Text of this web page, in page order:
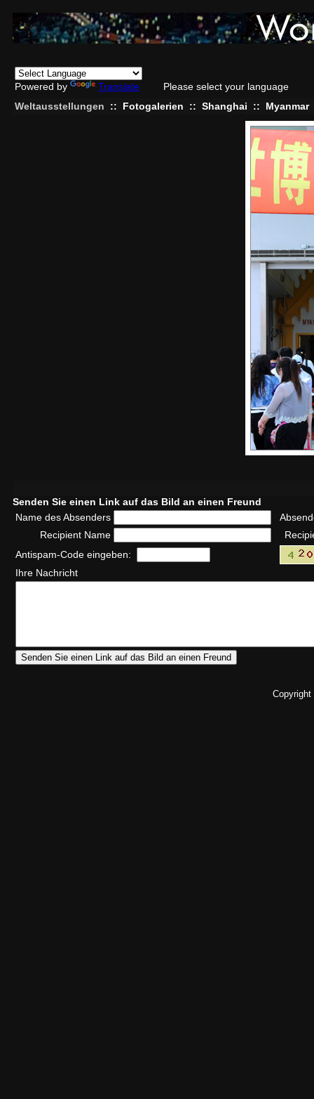
Powered by Translate
Please select your language
Weltausstellungen
:: Fotogalerien :: Shanghai :: Myanmar
Senden Sie einen Link auf das Bild an einen Freund
Name des Absenders
Recipient Name
Antispam-Code eingeben:
Ihre Nachricht